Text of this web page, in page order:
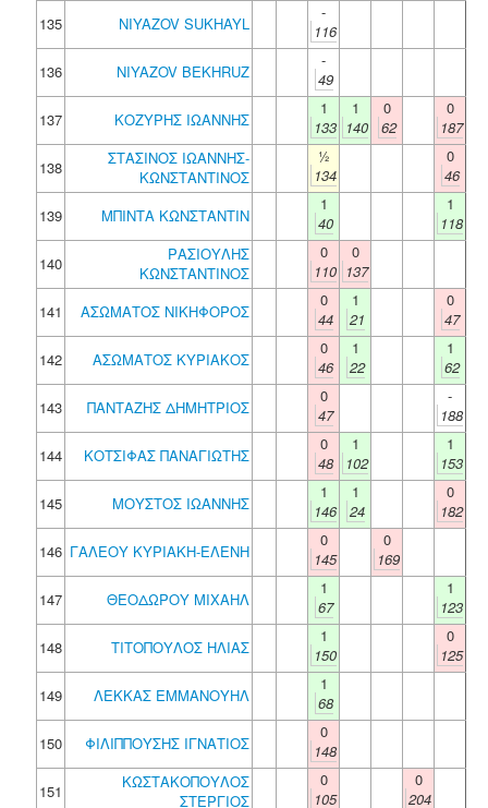
135
NIYAZOV SUKHAYL
-
116
136
NIYAZOV BEKHRUZ
-
49
137
ΚΟΖΥΡΗΣ ΙΩΑΝΝΗΣ
1
133
1
140
0
62
0
187
138
ΣΤΑΣΙΝΟΣ ΙΩΑΝΝΗΣ-
ΚΩΝΣΤΑΝΤΙΝΟΣ
½
134
0
46
139
ΜΠΙΝΤΑ ΚΩΝΣΤΑΝΤΙΝ
1
40
1
118
140
ΡΑΣΙΟΥΛΗΣ
ΚΩΝΣΤΑΝΤΙΝΟΣ
0
110
0
137
141
ΑΣΩΜΑΤΟΣ ΝΙΚΗΦΟΡΟΣ
0
44
1
21
0
47
142
ΑΣΩΜΑΤΟΣ ΚΥΡΙΑΚΟΣ
0
46
1
22
1
62
143
ΠΑΝΤΑΖΗΣ ΔΗΜΗΤΡΙΟΣ
0
47
-
188
144
ΚΟΤΣΙΦΑΣ ΠΑΝΑΓΙΩΤΗΣ
0
48
1
102
1
153
145
ΜΟΥΣΤΟΣ ΙΩΑΝΝΗΣ
1
146
1
24
0
182
146 ΓΑΛΕΟΥ ΚΥΡΙΑΚΗ-ΕΛΕΝΗ
0
145
0
169
147
ΘΕΟΔΩΡΟΥ ΜΙΧΑΗΛ
1
67
1
123
148
ΤΙΤΟΠΟΥΛΟΣ ΗΛΙΑΣ
1
150
0
125
149
ΛΕΚΚΑΣ ΕΜΜΑΝΟΥΗΛ
1
68
150
ΦΙΛΙΠΠΟΥΣΗΣ ΙΓΝΑΤΙΟΣ
0
148
151
ΚΩΣΤΑΚΟΠΟΥΛΟΣ
ΣΤΕΡΓΙΟΣ
0
105
0
204